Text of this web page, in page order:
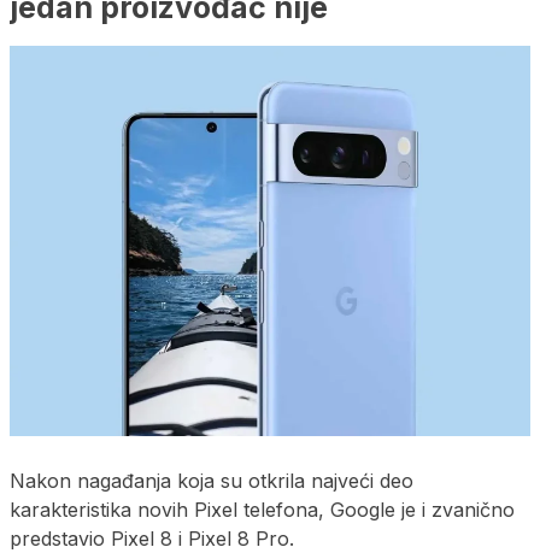
Nakon nagađanja koja su otkrila najveći deo
karakteristika novih Pixel telefona, Google je i zvanično
predstavio Pixel 8 i Pixel 8 Pro.